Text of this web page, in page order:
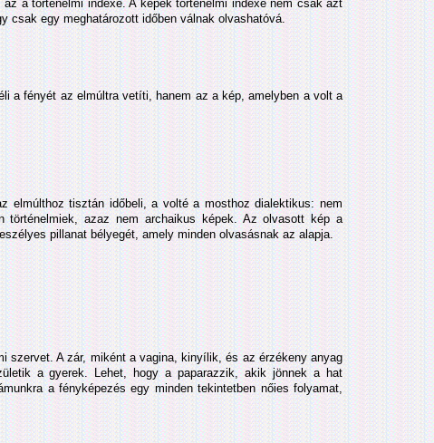
a történelmi indexe. A képek történelmi indexe nem csak azt
csak egy meghatározott időben válnak olvashatóvá.
a fényét az elmúltra vetíti, hanem az a kép, amelyben a volt a
elmúlthoz tisztán időbeli, a volté a mosthoz dialektikus: nem
történelmiek, azaz nem archaikus képek. Az olvasott kép a
pillanat bélyegét, amely minden olvasásnak az alapja.
szervet. A zár, miként a vagina, kinyílik, és az érzékeny anyag
a gyerek. Lehet, hogy a paparazzik, akik jönnek a hat
a fényképezés egy minden tekintetben nőies folyamat,